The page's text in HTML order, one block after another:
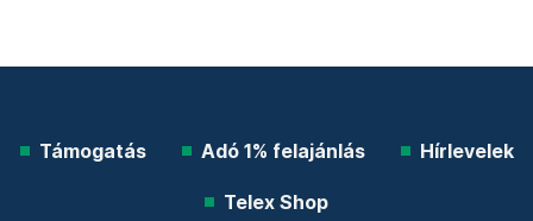
Támogatás Adó 1% felajánlás Hírlevelek
Telex Shop